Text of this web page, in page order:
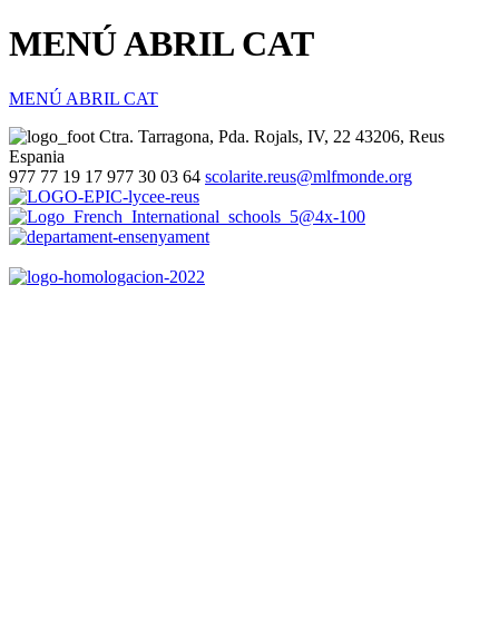
MENÚ ABRIL CAT
MENÚ ABRIL CAT
Ctra. Tarragona, Pda. Rojals, IV, 22 43206, Reus
Espania
977 77 19 17 977 30 03 64 scolarite.reus@mlfmonde.org